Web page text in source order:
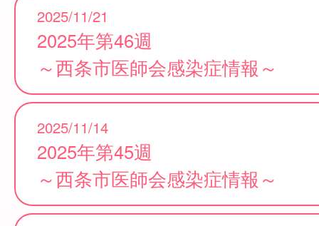
2025/11/21
2025年第46週
～西条市医師会感染症情報～
2025/11/14
2025年第45週
～西条市医師会感染症情報～